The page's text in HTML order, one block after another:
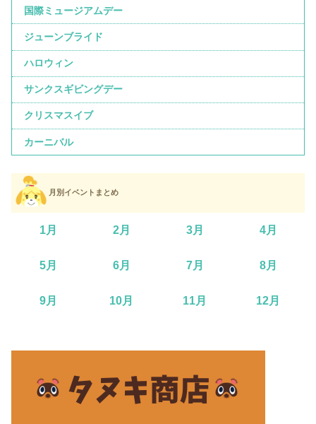
国際ミュージアムデー
ジューンブライド
ハロウィン
サンクスギビングデー
クリスマスイブ
カーニバル
月別イベントまとめ
1月 2月 3月 4月
5月 6月 7月 8月
9月 10月 11月 12月